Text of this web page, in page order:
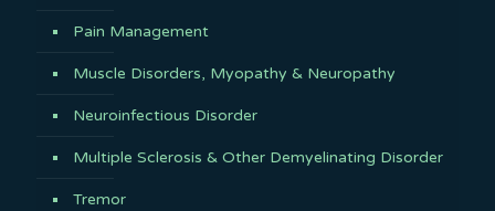
Pain Management
Muscle Disorders, Myopathy & Neuropathy
Neuroinfectious Disorder
Multiple Sclerosis & Other Demyelinating Disorder
Tremor